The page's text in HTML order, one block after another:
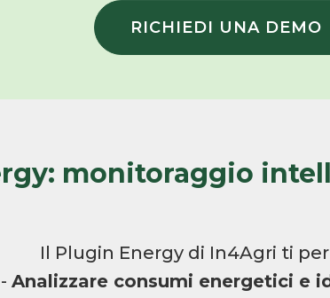
RICHIEDI UNA DEMO
monitoraggio
Il Plugin Energy di In4Agri ti
- Analizzare consumi energetici e